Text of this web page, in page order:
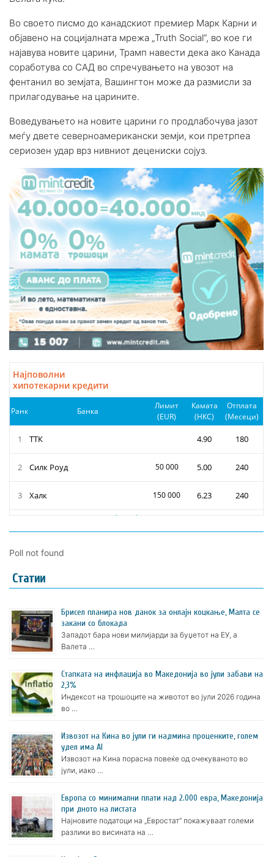
Во своето писмо до канадскиот премиер Марк Карни и
објавено на социјалната мрежа „Truth Social“, во кое ги
најавува новите царини, Трамп навести дека ако Канада
соработува со САД во спречувањето на увозот на
фентанил во земјата, Вашингтон може да размисли за
прилагодување на царините.
Воведувањето на новите царини го продлабочува јазот
меѓу двете северноамерикански земји, кои претрпеа
сериозен удар врз нивниот децениски сојуз.
Poll not found
Статии
Брисел планира нов данок за онлајн коцкање, Малта се
закани со блокада
Западот бара нови милијарди за буџетот на ЕУ, а
Валета …
Стапката на инфлација во Македонија во јули забави на
2,3%
Индексот на трошоците на животот во јули 2026 година
во …
Извозот на Кина во јули ги надмина проценките, голем
удел има AI
Извозот на Кина порасна повеќе од очекуваното во
јули, иако …
Европа со минимални плати над 2.000 евра, Македонија
при дното на листата
Најновите податоци на „Евростат“ покажуваат големи
разлики во висината на …